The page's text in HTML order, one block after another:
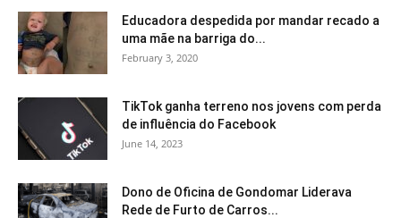
Educadora despedida por mandar recado a
uma mãe na barriga do...
February 3, 2020
TikTok ganha terreno nos jovens com perda
de influência do Facebook
June 14, 2023
Dono de Oficina de Gondomar Liderava
Rede de Furto de Carros...